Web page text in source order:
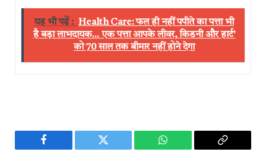
यह भी पढ़ें : Health Care: फल ही नहीं पपीते का पत्ता भी
है बड़ा लाभदायक... एक पत्ता आपके लीवर, किडनी और हार्ट'
को 70 साल तक बीमार नहीं होने देगा
Facebook Twitter WhatsApp
Copy